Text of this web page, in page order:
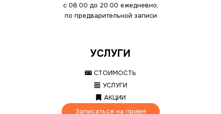
с 08.00 до 20.00 ежедневно,
по предварительной записи
УСЛУГИ
СТОИМОСТЬ
УСЛУГИ
АКЦИИ
Записаться на прием